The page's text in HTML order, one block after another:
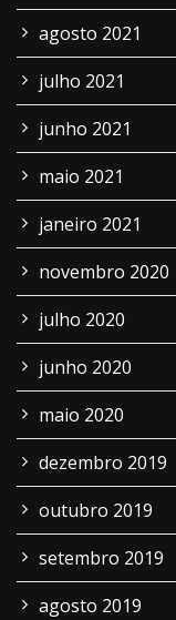
agosto 2021
julho 2021
junho 2021
maio 2021
janeiro 2021
novembro 2020
julho 2020
junho 2020
maio 2020
dezembro 2019
outubro 2019
setembro 2019
agosto 2019